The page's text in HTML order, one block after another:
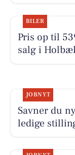
BILER
Pris op til
salg i
JOBNYT
Savner du
ledige